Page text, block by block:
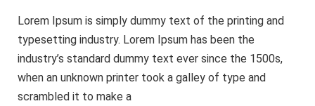
Lorem Ipsum is simply dummy text of the printing and
typesetting industry. Lorem Ipsum has been the
industry’s standard dummy text ever since the 1500s,
when an unknown printer took a galley of type and
scrambled it to make a